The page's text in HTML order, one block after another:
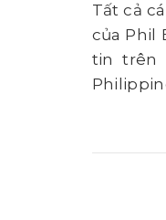
Tất cả
của Phil
tin trên